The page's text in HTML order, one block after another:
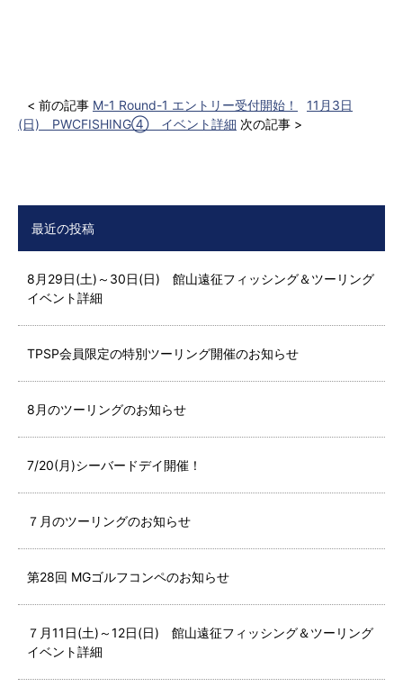
< 前の記事 M-1 Round-1 エントリー受付開始！
11月3日
(日) PWCFISHING④ イベント詳細 次の記事 >
最近の投稿
8月29日(土)～30日(日) 館山遠征フィッシング＆ツーリング
イベント詳細
TPSP会員限定の特別ツーリング開催のお知らせ
8月のツーリングのお知らせ
7/20(月)シーバードデイ開催！
７月のツーリングのお知らせ
第28回 MGゴルフコンペのお知らせ
７月11日(土)～12日(日) 館山遠征フィッシング＆ツーリング
イベント詳細